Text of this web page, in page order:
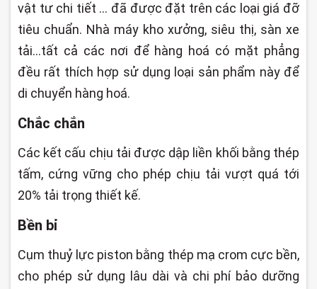
vật tư chi tiết ... đã được đặt trên các loại giá đỡ
tiêu chuẩn. Nhà máy kho xưởng, siêu thị, sàn xe
tải...tất cả các nơi để hàng hoá có mặt phẳng
đều rất thích hợp sử dụng loại sản phẩm này để
di chuyển hàng hoá.
Chắc chắn
Các kết cấu chịu tải được dập liền khối bằng thép
tấm, cứng vững cho phép chịu tải vượt quá tới
20% tải trọng thiết kế.
Bền bỉ
Cụm thuỷ lực piston bằng thép mạ crom cực bền,
cho phép sử dụng lâu dài và chi phí bảo dưỡng